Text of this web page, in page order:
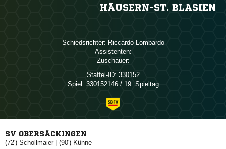
HÄUSERN-ST. BLASIEN
Schiedsrichter:  
Assistenten:
Zuschauer:
Staffel-ID: 330152
Spiel: 330152146 / 19. Spieltag
SV OBERSÄCKINGEN
(72') | (90') 